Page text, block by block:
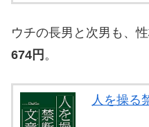
ウチの長男と次男も、
674円 。
人を操る